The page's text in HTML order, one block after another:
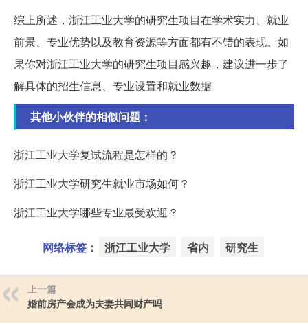
综上所述，浙江工业大学的研究生项目在学术实力、就业
前景、专业优势以及教育资源等方面都有不错的表现。如
果你对浙江工业大学的研究生项目感兴趣，建议进一步了
解具体的招生信息、专业设置和就业数据
其他小伙伴的相似问题：
浙江工业大学复试流程是怎样的？
浙江工业大学研究生就业市场如何？
浙江工业大学哪些专业最受欢迎？
网络标签： 浙江工业大学 省内 研究生
上一篇
婚前房产会成为夫妻共同财产吗